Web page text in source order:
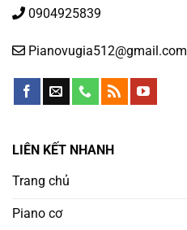
0904925839
Pianovugia512@gmail.com
LIÊN KẾT NHANH
Trang chủ
Piano cơ